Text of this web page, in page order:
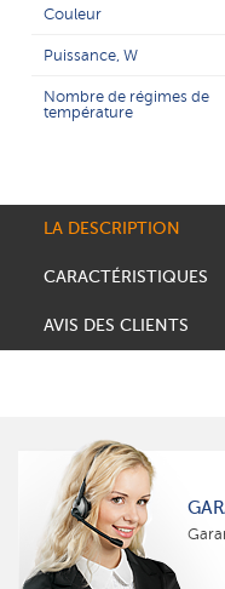
Couleur
Puissance, W
Nombre de régimes de
température
LA DESCRIPTION
CARACTÉRISTIQUES
AVIS DES CLIENTS